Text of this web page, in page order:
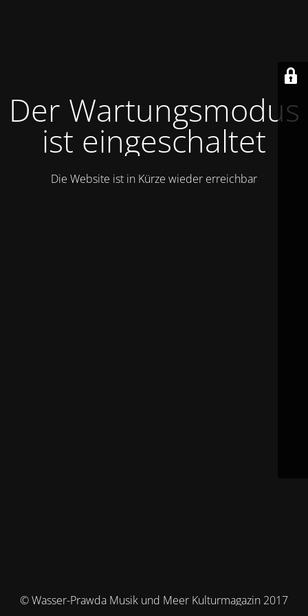
Der Wartungsmodus
ist eingeschaltet
Die Website ist in Kürze wieder erreichbar
© Wasser-Prawda Musik und Meer Kulturmagazin 2017